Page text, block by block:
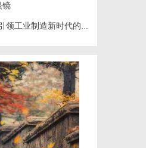
镜
工业制造新时代的利器